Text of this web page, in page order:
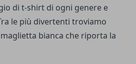
di t-shirt di ogni genere e
le più divertenti troviamo
bianca che riporta la